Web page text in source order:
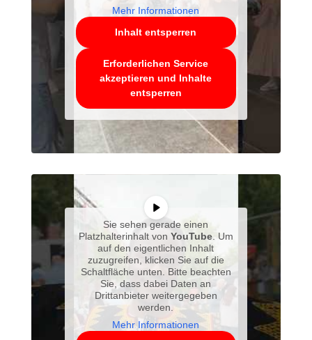
Mehr Informationen
Inhalt entsperren
Erforderlichen Service
akzeptieren und Inhalte
entsperren
Sie sehen gerade einen
Platzhalterinhalt von YouTube. Um
auf den eigentlichen Inhalt
zuzugreifen, klicken Sie auf die
Schaltfläche unten. Bitte beachten
Sie, dass dabei Daten an
Drittanbieter weitergegeben
werden.
Mehr Informationen